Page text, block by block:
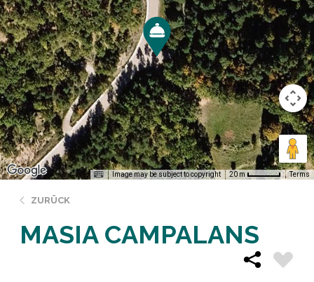
Image may be subject to copyright 20 m Terms
ZURÜCK
MASIA CAMPALANS